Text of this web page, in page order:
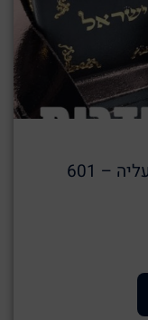
– 601